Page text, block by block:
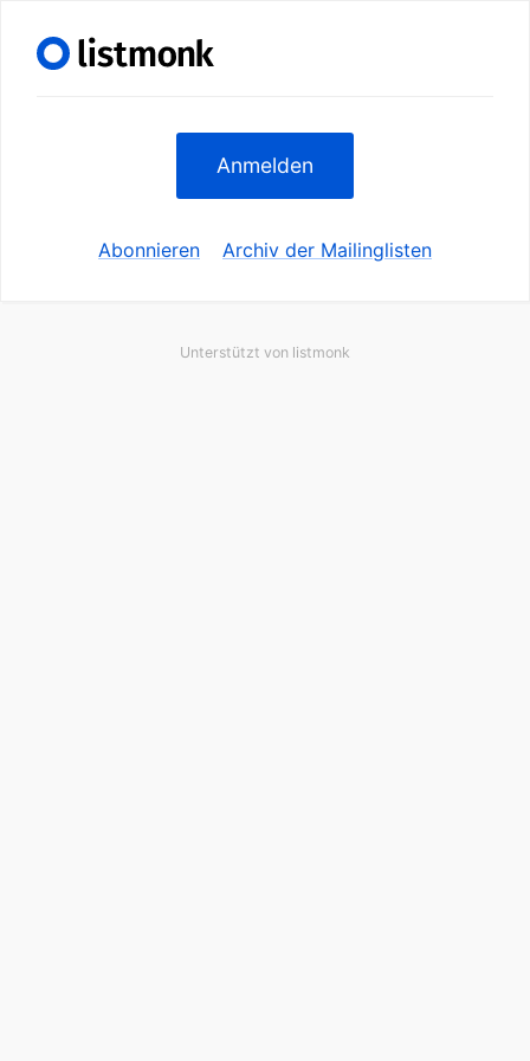
Anmelden
Abonnieren Archiv der Mailinglisten
Unterstützt von listmonk